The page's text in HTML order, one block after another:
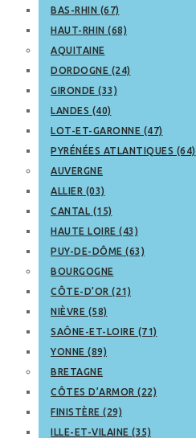
BAS-RHIN (67)
HAUT-RHIN (68)
AQUITAINE
DORDOGNE (24)
GIRONDE (33)
LANDES (40)
LOT-ET-GARONNE (47)
PYRÉNÉES ATLANTIQUES (64)
AUVERGNE
ALLIER (03)
CANTAL (15)
HAUTE LOIRE (43)
PUY-DE-DÔME (63)
BOURGOGNE
CÔTE-D’OR (21)
NIÈVRE (58)
SAÔNE-ET-LOIRE (71)
YONNE (89)
BRETAGNE
CÔTES D’ARMOR (22)
FINISTÈRE (29)
ILLE-ET-VILAINE (35)